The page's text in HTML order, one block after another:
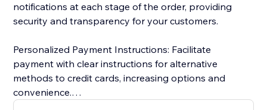
notifications at each stage of the order, providing
security and transparency for your customers.
Personalized Payment Instructions: Facilitate
payment with clear instructions for alternative
methods to credit cards, increasing options and
convenience.